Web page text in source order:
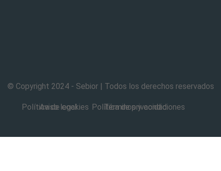
© Copyright 2024 - Sebior | Todos los derechos reservados
Aviso legal Política de privacidad
Política de cookies Términos y condiciones